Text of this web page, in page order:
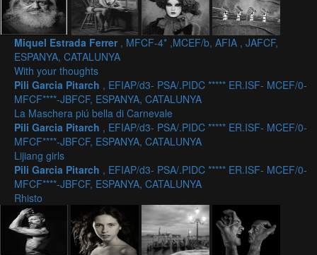
Miquel Estrada Ferrer , MFCF-4* ,MCEF/b, AFIA , JAFCF,
ESPANYA, CATALUNYA
With your thoughts
Pili Garcia Pitarch , EFIAP/d3- PSA/.PIDC ***** ER.ISF- MCEF/0-
MFCF****-JBFCF, ESPANYA, CATALUNYA
La Maschera piú bella di Carnevale
Pili Garcia Pitarch , EFIAP/d3- PSA/.PIDC ***** ER.ISF- MCEF/0-
MFCF****-JBFCF, ESPANYA, CATALUNYA
Lijiang girls
Pili Garcia Pitarch , EFIAP/d3- PSA/.PIDC ***** ER.ISF- MCEF/0-
MFCF****-JBFCF, ESPANYA, CATALUNYA
Rhisto